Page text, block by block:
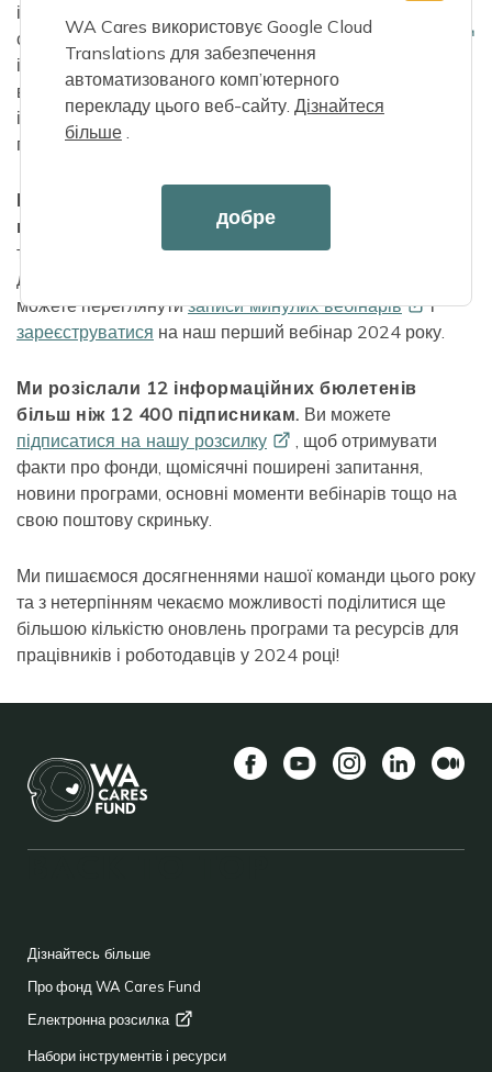
інструменту спілкування та взаємодії, минулої весни ми
створили облікові записи уFacebook ,Instagram
і
LinkedIn
. Слідкуйте за нами на платформі, яку ви
виберете, щоб регулярно отримувати оновлення з
історіями догляду, майбутніми подіями, оновленнями
програм, новими ресурсами тощо!
Ми провели 16 вебінарів із понад 5400
відвідувачами.
Наші вебінари були зосереджені на
темах, починаючи від основ програми до планування
довгострокового догляду та звітності роботодавця. Ви
можете переглянутизаписи минулихвебінарів
і
зареєструватися на наш перший вебінар 2024 року.
Ми розіслали 12 інформаційних бюлетенів
більш ніж 12 400 підписникам. Ви можете
підписатися на нашу розсилку
, щоб отримувати
факти про фонди, щомісячні поширені запитання,
новини програми, основні моменти вебінарів тощо на
свою поштову скриньку.
Ми пишаємося досягненнями нашої команди цього року
та з нетерпінням чекаємо можливості поділитися ще
більшою кількістю оновлень програми та ресурсів для
працівників і роботодавців у 2024 році!
Дізнайтесь більше
Про фонд WA Cares Fund
Електроннарозсилка
Набори інструментів і ресурси
WA Cares використовує Google Cloud
Translations для забезпечення
автоматизованого комп’ютерного
перекладу цього веб-сайту. Дізнайтеся
більше.
добре